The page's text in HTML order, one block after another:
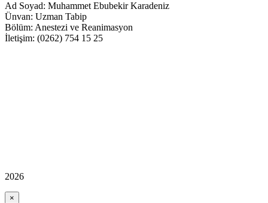
Ad Soyad: Muhammet Ebubekir Karadeniz
Ünvan: Uzman Tabip
Bölüm: Anestezi ve Reanimasyon
İletişim: (0262) 754 15 25
2026
×